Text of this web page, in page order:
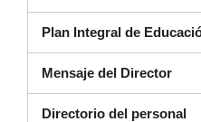
Plan Integral de
Mensaje del Director
Directorio del personal